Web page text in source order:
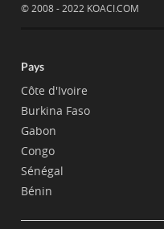
© 2008 - 2022 KOACI.COM
Pays
Côte d'Ivoire
Burkina Faso
Gabon
Congo
Sénégal
Bénin